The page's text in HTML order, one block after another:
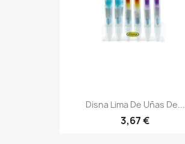
Disna Lima De Uñas De...
3,67 €